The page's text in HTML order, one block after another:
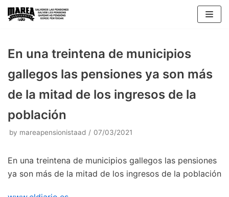
Skip
En una treintena de municipios
gallegos las pensiones ya son más
de la mitad de los ingresos de la
población
by mareapensionistaad 07/03/2021
En una treintena de municipios gallegos las pensiones
ya son más de la mitad de los ingresos de la población